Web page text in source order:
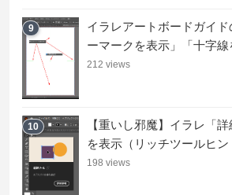
9
イラレアートボードガイ
ーマークを表示」「十字
212 views
10
【重いし邪魔】イラレ「
を表示（リッチツールヒ
198 views